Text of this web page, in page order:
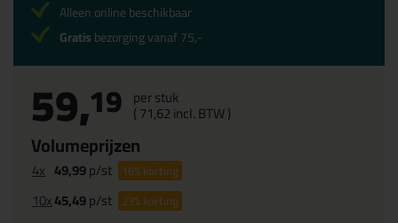
59,19 per stuk
(71,62incl. BTW )
Volumeprijzen
4x 49,99p/st 16%korting
10x45,49p/st 23%korting
Alleen online beschikbaar
Gratisbezorging vanaf 75,-